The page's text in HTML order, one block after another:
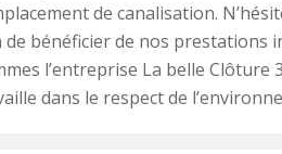
de canalisation.
de bénéficier de nos prestations
l’entreprise La belle Clôture
dans le respect de